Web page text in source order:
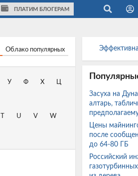
ПЛАТИМ БЛОГЕРАМ
Облако популярных
У Ф Х Ц
U V W
Засуха на
алтарь,
Цены
после
до 64-80 ГБ
Российский